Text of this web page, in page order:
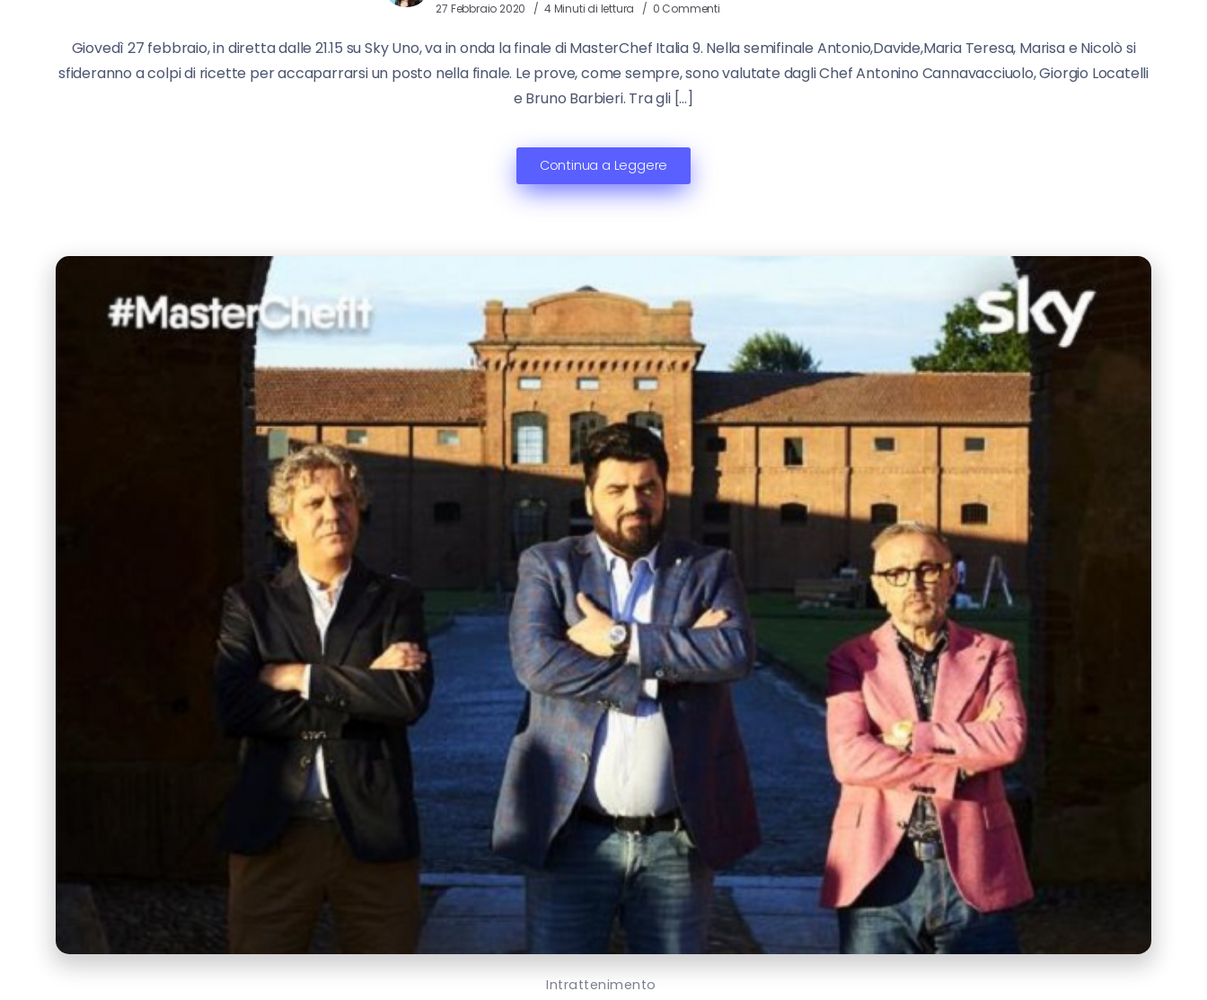
27 Febbraio 2020 4 Minuti di lettura 0 Commenti
Giovedì 27 febbraio, in diretta dalle 21.15 su Sky Uno, va in onda la finale di MasterChef Italia 9. Nella semifinale Antonio,Davide,Maria Teresa, Marisa e Nicolò si
sfideranno a colpi di ricette per accaparrarsi un posto nella finale. Le prove, come sempre, sono valutate dagli Chef Antonino Cannavacciuolo, Giorgio Locatelli
e Bruno Barbieri. Tra gli […]
Continua a Leggere
Intrattenimento